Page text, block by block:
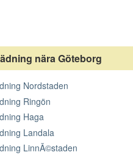
nära Göteborg
Nordstaden
Ringön
Haga
Landala
LinnÃ©staden